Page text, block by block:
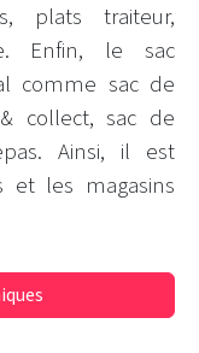
plats traiteur,
Enfin, le sac
comme sac de
collect, sac de
Ainsi, il est
et les magasins